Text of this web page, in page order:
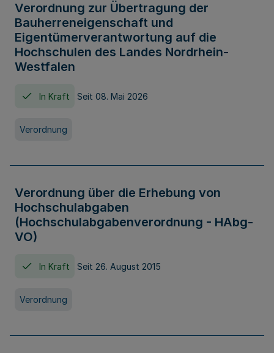
Verordnung zur Übertragung der
Bauherreneigenschaft und
Eigentümerverantwortung auf die
Hochschulen des Landes Nordrhein-
Westfalen
In Kraft Seit 08. Mai 2026
Verordnung
Verordnung über die Erhebung von
Hochschulabgaben
(Hochschulabgabenverordnung - HAbg-
VO)
In Kraft Seit 26. August 2015
Verordnung